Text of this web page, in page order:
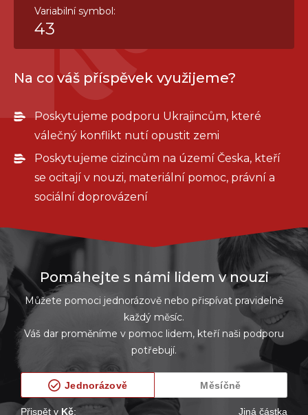
Variabilní symbol:
43
Na co váš příspěvek využijeme?
Poskytujeme podporu Ukrajincům, které
válečný konflikt nutí opustit zemi
Poskytujeme cizincům na území Česka, kteří
se ocitají v nouzi, materiální pomoc, právní a
sociální doprovázení
Pomáhejte s námi lidem v nouzi
Můžete pomoci jednorázově nebo přispívat pravidelně
každý měsíc.
Váš dar proměníme v pomoc lidem, kteří naši podporu
potřebují.